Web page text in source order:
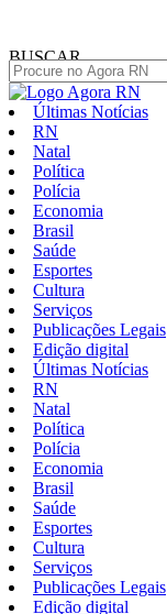
BUSCAR
Últimas Notícias
RN
Natal
Política
Polícia
Economia
Brasil
Saúde
Esportes
Cultura
Serviços
Publicações Legais
Edição digital
Últimas Notícias
RN
Natal
Política
Polícia
Economia
Brasil
Saúde
Esportes
Cultura
Serviços
Publicações Legais
Edição digital